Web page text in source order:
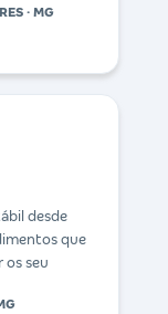
· MG
desde
que
os seu